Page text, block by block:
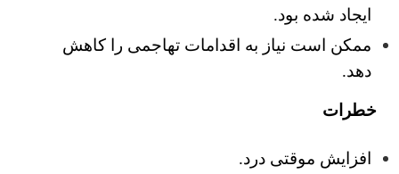
ایجاد شده بود.
ممکن است نیاز به اقدامات تهاجمی را کاهش
دهد.
خطرات
افزایش موقتی درد.